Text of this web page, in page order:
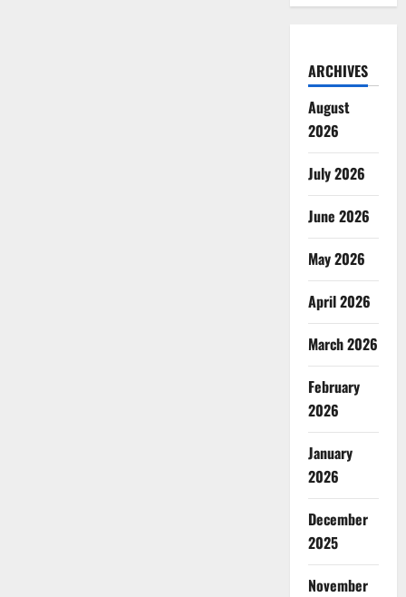
ARCHIVES
August
2026
July 2026
June 2026
May 2026
April 2026
March 2026
February
2026
January
2026
December
2025
November